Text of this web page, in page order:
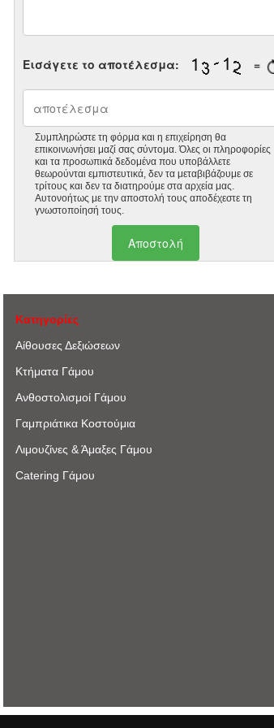
Εισάγετε το αποτέλεσμα: =
Συμπληρώστε τη φόρμα και η επιχείρηση θα
επικοινωνήσει μαζί σας σύντομα. Όλες οι πληροφορίες
και τα προσωπικά δεδομένα που υποβάλλετε
θεωρούνται εμπιστευτικά, δεν τα μεταβιβάζουμε σε
τρίτους και δεν τα διατηρούμε στα αρχεία μας.
Αυτονοήτως με την αποστολή τους αποδέχεστε τη
γνωστοποίησή τους.
Κατηγορίες
Αίθουσες Δεξιώσεων
Κτήματα Γάμου
Ανθοστολισμοί Γάμου
Γαμπριάτικα Κοστούμια
Λιμουζίνες & Άμαξες Γάμου
Catering Γάμου